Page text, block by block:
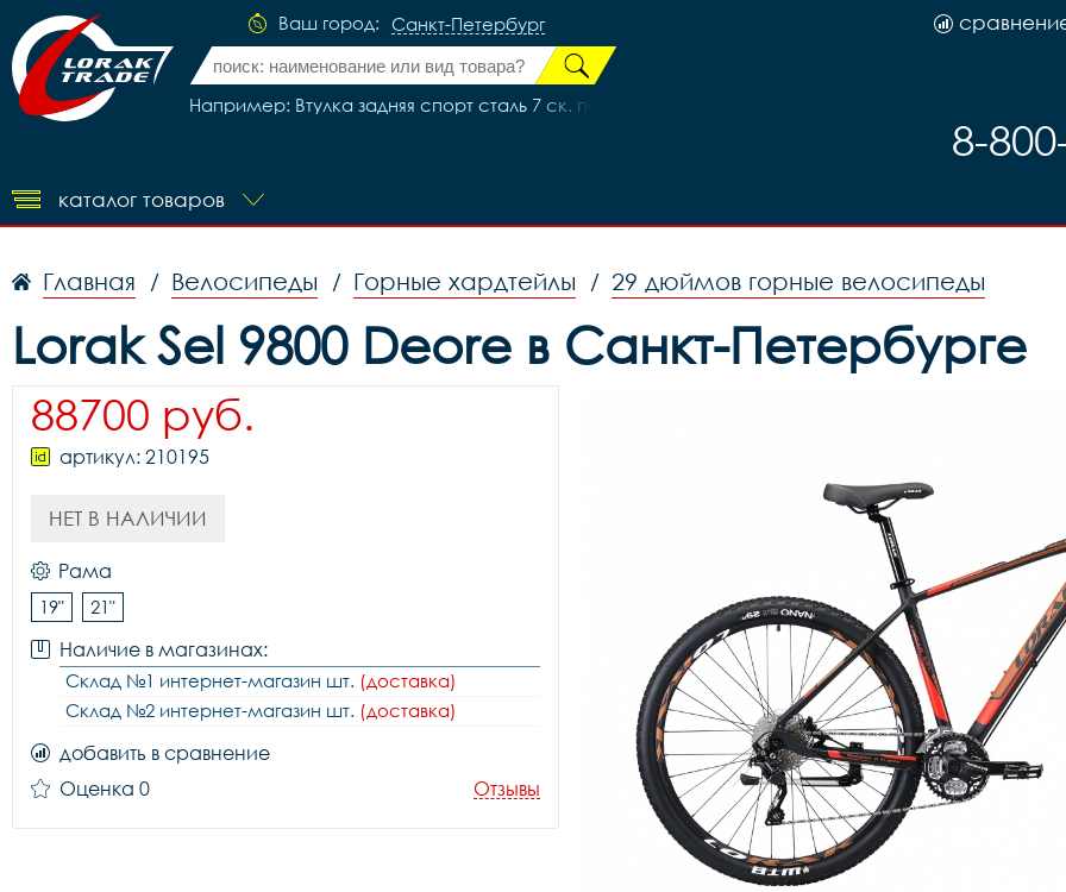
Ваш город: Санкт-Петербург
Например: Втулка задняя спорт сталь 7 ск. по трещетку 32H, код 99608
8-
каталог товаров
Главная / Велосипеды / Горные хардтейлы / 29 дюймов горные велосипеды
Lorak Sel 9800 Deore в Санкт-Петербурге
88700 руб.
артикул: 210195
НЕТ В НАЛИЧИИ
Рама
19" 21"
Наличие в магазинах:
Склад №1 интернет-магазин шт. (доставка)
Склад №2 интернет-магазин шт. (доставка)
добавить в сравнение
Оценка 0
Отзывы